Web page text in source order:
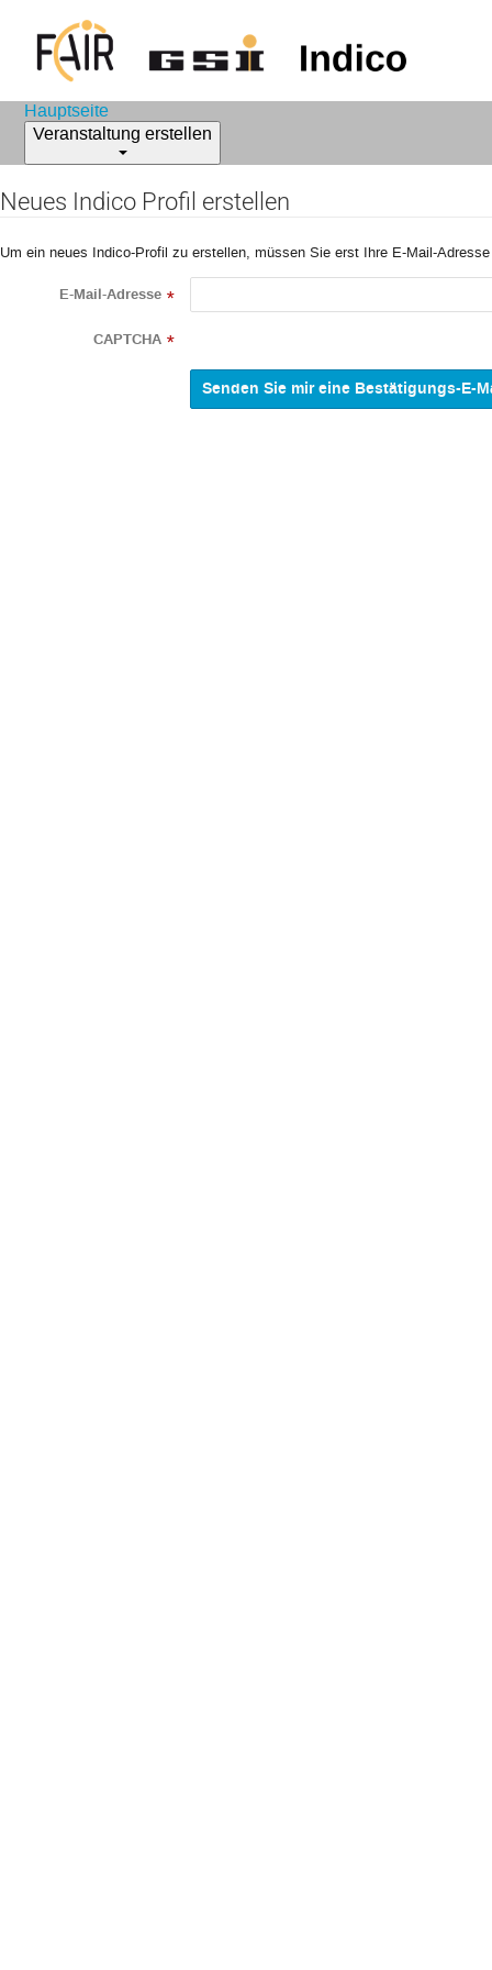
Hauptseite
Veranstaltung erstellen
Neues Indico Profil erstellen
Um ein neues Indico-Profil zu erstellen, müssen Sie erst Ihre E-Mail-
E-Mail-Adresse *
CAPTCHA *